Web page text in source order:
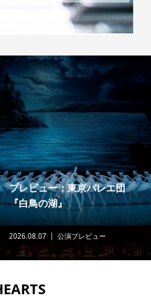
プレビュー：東京バレエ団
『白鳥の湖』
2026.08.07 公演プレビュー